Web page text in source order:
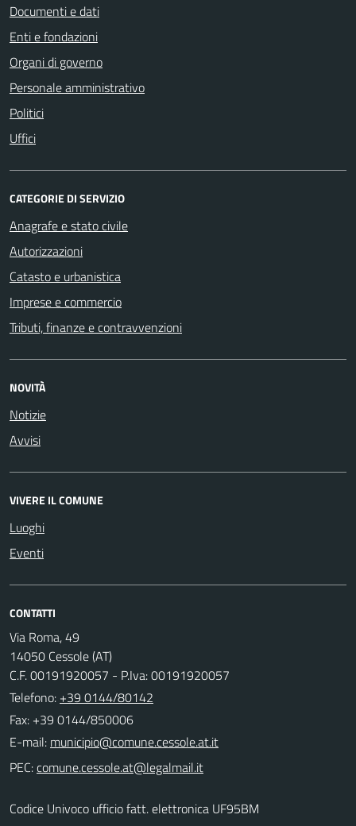
Documenti e dati
Enti e fondazioni
Organi di governo
Personale amministrativo
Politici
Uffici
CATEGORIE DI SERVIZIO
Anagrafe e stato civile
Autorizzazioni
Catasto e urbanistica
Imprese e commercio
Tributi, finanze e contravvenzioni
NOVITÀ
Notizie
Avvisi
VIVERE IL COMUNE
Luoghi
Eventi
CONTATTI
Via Roma, 49
14050 Cessole (AT)
C.F. 00191920057 - P.Iva: 00191920057
Telefono: +39 0144/80142
Fax: +39 0144/850006
E-mail:
PEC:
Codice Univoco ufficio fatt. elettronica UF95BM